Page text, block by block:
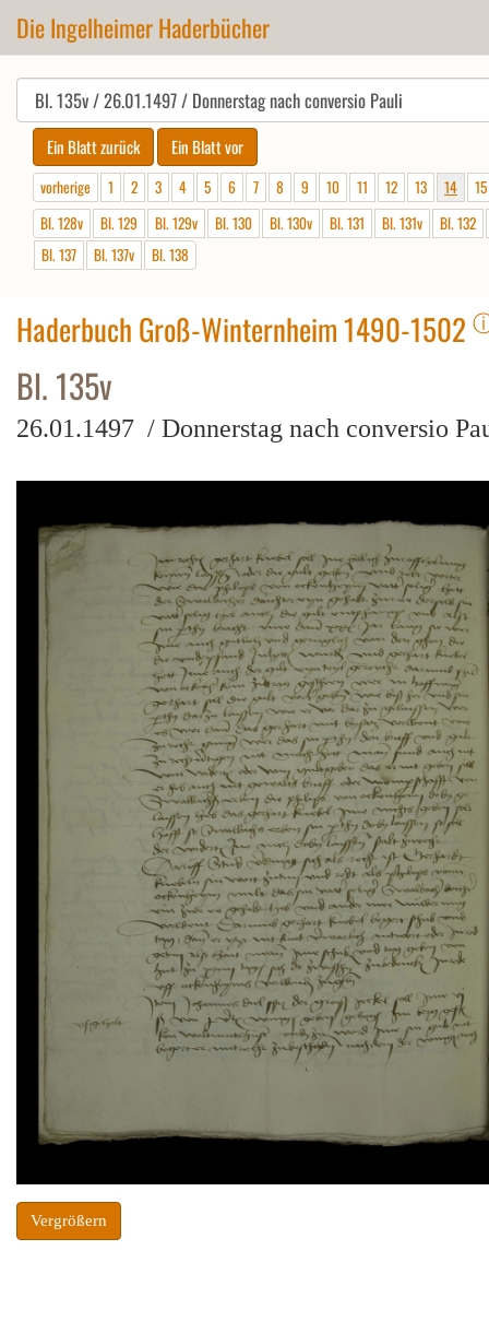
Die Ingelheimer Haderbücher
vorherige 1 2 3 4 5 6 7 8 9 10 11 12 13 14
15
Bl. 128v
Bl. 129 Bl. 129v Bl. 130 Bl. 130v Bl. 131 Bl. 131v
Bl. 132
Bl. 137
Bl. 137v Bl. 138
Haderbuch Groß-Winternheim 1490-1502
Bl. 135v
26.01.1497 / Donnerstag nach conversio
Vergrößern